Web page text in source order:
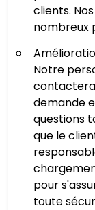
clients.
nombreux
Notre
demande
questions
que le
pour
toute